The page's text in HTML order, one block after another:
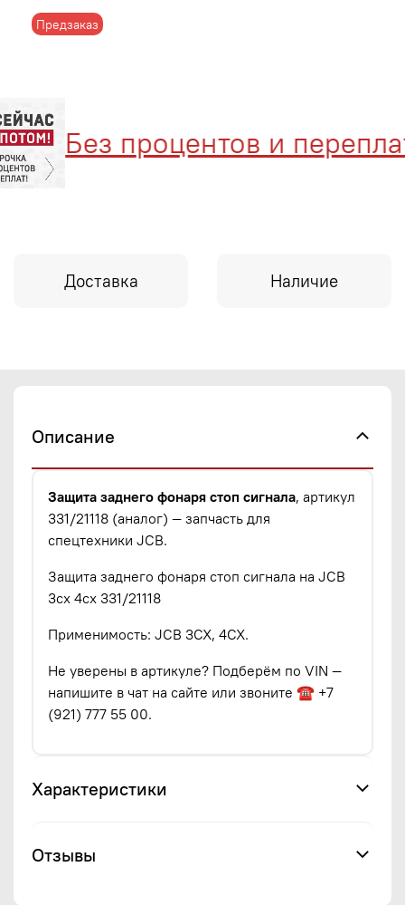
Предзаказ
Без процентов и переплат
Доставка Наличие
Описание
Защита заднего фонаря стоп сигнала, артикул
331/21118 (аналог) — запчасть для
спецтехники JCB.
Защита заднего фонаря стоп сигнала на JCB
3cx 4cx 331/21118
Применимость: JCB 3CX, 4CX.
Не уверены в артикуле? Подберём по VIN —
напишите в чат на сайте или звоните ☎ +7
(921) 777 55 00.
Характеристики
Отзывы